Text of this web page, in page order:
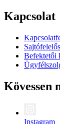
Kapcsolat
Befektetői
Kövessen
Instagram